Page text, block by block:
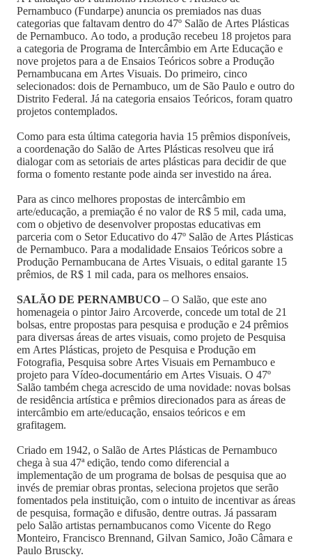
Pernambuco (Fundarpe) anuncia os premiados nas duas
categorias que faltavam dentro do 47º Salão de Artes Plásticas
de Pernambuco. Ao todo, a produção recebeu 18 projetos para
a categoria de Programa de Intercâmbio em Arte Educação e
nove projetos para a de Ensaios Teóricos sobre a Produção
Pernambucana em Artes Visuais. Do primeiro, cinco
selecionados: dois de Pernambuco, um de São Paulo e outro do
Distrito Federal. Já na categoria ensaios Teóricos, foram quatro
projetos contemplados.
Como para esta última categoria havia 15 prêmios disponíveis,
a coordenação do Salão de Artes Plásticas resolveu que irá
dialogar com as setoriais de artes plásticas para decidir de que
forma o fomento restante pode ainda ser investido na área.
Para as cinco melhores propostas de intercâmbio em
arte/educação, a premiação é no valor de R$ 5 mil, cada uma,
com o objetivo de desenvolver propostas educativas em
parceria com o Setor Educativo do 47º Salão de Artes Plásticas
de Pernambuco. Para a modalidade Ensaios Teóricos sobre a
Produção Pernambucana de Artes Visuais, o edital garante 15
prêmios, de R$ 1 mil cada, para os melhores ensaios.
SALÃO DE PERNAMBUCO – O Salão, que este ano
homenageia o pintor Jairo Arcoverde, concede um total de 21
bolsas, entre propostas para pesquisa e produção e 24 prêmios
para diversas áreas de artes visuais, como projeto de Pesquisa
em Artes Plásticas, projeto de Pesquisa e Produção em
Fotografia, Pesquisa sobre Artes Visuais em Pernambuco e
projeto para Vídeo-documentário em Artes Visuais. O 47º
Salão também chega acrescido de uma novidade: novas bolsas
de residência artística e prêmios direcionados para as áreas de
intercâmbio em arte/educação, ensaios teóricos e em
grafitagem.
Criado em 1942, o Salão de Artes Plásticas de Pernambuco
chega à sua 47ª edição, tendo como diferencial a
implementação de um programa de bolsas de pesquisa que ao
invés de premiar obras prontas, seleciona projetos que serão
fomentados pela instituição, com o intuito de incentivar as áreas
de pesquisa, formação e difusão, dentre outras. Já passaram
pelo Salão artistas pernambucanos como Vicente do Rego
Monteiro, Francisco Brennand, Gilvan Samico, João Câmara e
Paulo Bruscky.